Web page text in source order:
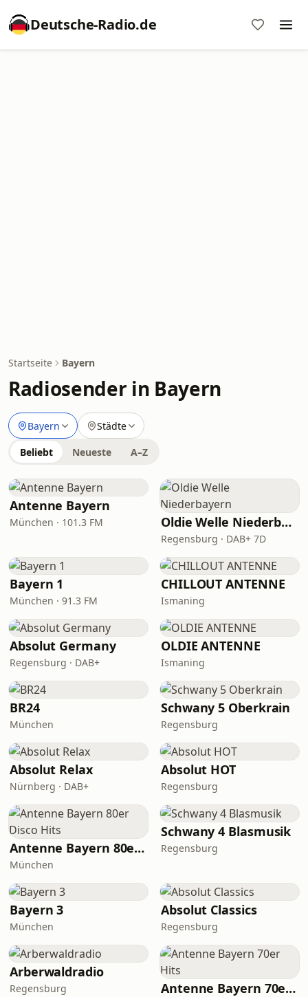
Deutsche-Radio.de
Startseite Bayern
Radiosender in Bayern
Bayern Städte
Beliebt Neueste A–Z
Antenne Bayern
München · 101.3 FM Oldie Welle Niederbayern
Regensburg · DAB+ 7D
Bayern 1
München · 91.3 FM
CHILLOUT ANTENNE
Ismaning
Absolut Germany
Regensburg · DAB+
OLDIE ANTENNE
Ismaning
BR24
München
Schwany 5 Oberkrain
Regensburg
Absolut Relax
Nürnberg · DAB+
Absolut HOT
Regensburg
Antenne Bayern 80er Disco Hits
München
Schwany 4 Blasmusik
Regensburg
Bayern 3
München
Absolut Classics
Regensburg
Arberwaldradio
Regensburg Antenne Bayern 70er Hits